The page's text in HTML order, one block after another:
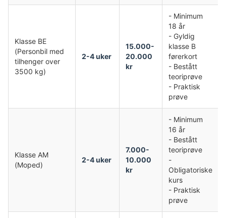
Klasse BE
(Personbil med
tilhenger over
3500 kg)
2-4 uker
15.000-
20.000
kr
- Minimum
18 år
- Gyldig
klasse B
førerkort
- Bestått
teoriprøve
- Praktisk
prøve
Klasse AM
(Moped)
2-4 uker
7.000-
10.000
kr
- Minimum
16 år
- Bestått
teoriprøve
-
Obligatoriske
kurs
- Praktisk
prøve